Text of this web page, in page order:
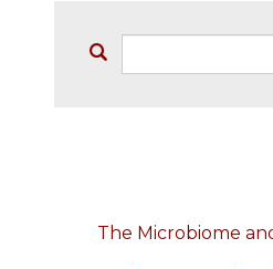
Buscar
The Microbiome